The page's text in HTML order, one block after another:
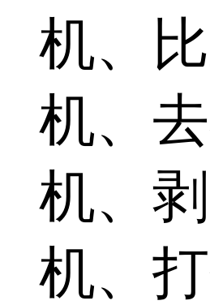
机、
机、
机、
机、